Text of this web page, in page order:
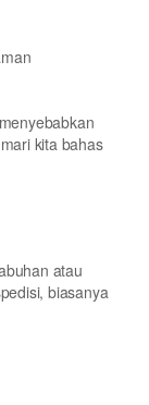
kita bahas
atau
biasanya